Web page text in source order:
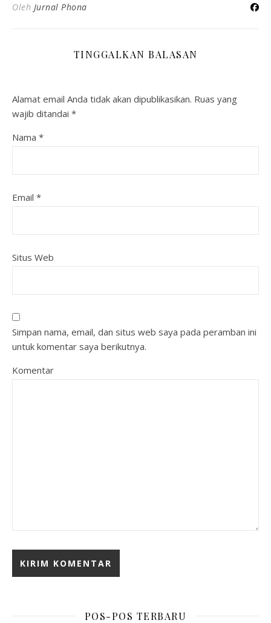
Oleh Jurnal Phona
TINGGALKAN BALASAN
Alamat email Anda tidak akan dipublikasikan. Ruas yang
wajib ditandai *
Nama *
Email *
Situs Web
Simpan nama, email, dan situs web saya pada peramban ini
untuk komentar saya berikutnya.
Komentar
POS-POS TERBARU